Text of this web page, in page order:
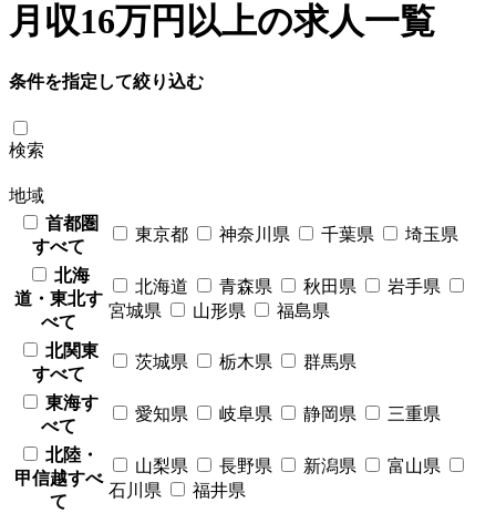
月収16万円以上の求人一覧
条件を指定して絞り込む
検索
地域
首都圏
すべて
東京都 神奈川県 千葉県 埼玉県
北海
道・東北す
べて
北海道 青森県 秋田県
岩手県
宮城県
山形県 福島県
北関東
すべて
茨城県 栃木県 群馬県
東海す
べて
愛知県 岐阜県 静岡県 三重県
北陸・
甲信越すべ
て
山梨県 長野県 新潟県
富山県
石川県
福井県